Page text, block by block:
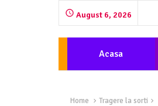
August 6, 2026
Acasa
Home Tragere la sorti